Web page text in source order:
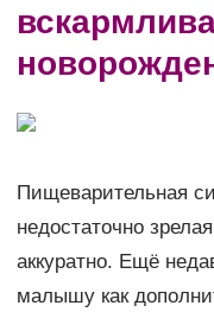
Пищеварительная
недостаточно
аккуратно. Ещё
малышу как